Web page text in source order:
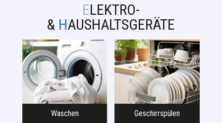
ELEKTRO-
& HAUSHALTSGERÄTE
Waschen Geschirrspülen